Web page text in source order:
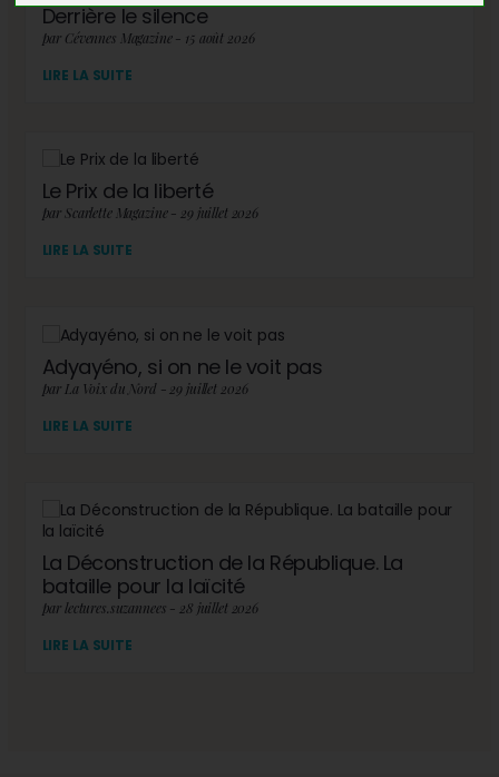
Derrière le silence
par Cévennes Magazine - 15 août 2026
LIRE LA SUITE
Le Prix de la liberté
par Scarlette Magazine - 29 juillet 2026
LIRE LA SUITE
Adyayéno, si on ne le voit pas
par La Voix du Nord - 29 juillet 2026
LIRE LA SUITE
La Déconstruction de la République. La
bataille pour la laïcité
par lectures.suzannees - 28 juillet 2026
LIRE LA SUITE